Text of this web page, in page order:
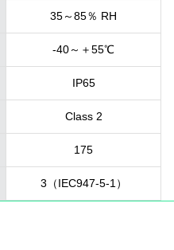
35～85％ RH
-40～＋55℃
IP65
Class 2
175
3（IEC947-5-1）